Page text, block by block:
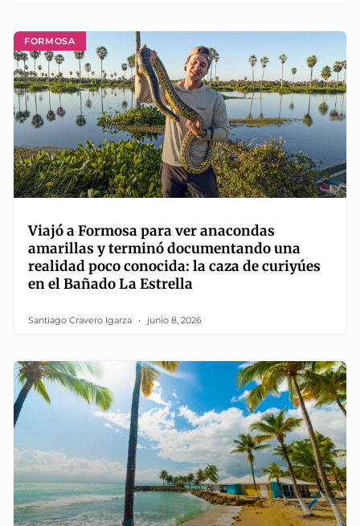
FORMOSA
Viajó a Formosa para ver anacondas
amarillas y terminó documentando una
realidad poco conocida: la caza de curiyúes
en el Bañado La Estrella
Santiago Cravero Igarza junio 8, 2026